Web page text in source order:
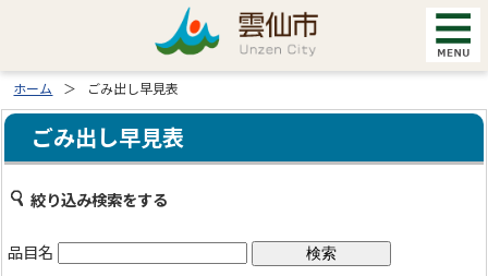
ホーム ごみ出し早見表
ごみ出し早見表
絞り込み検索をする
品目名